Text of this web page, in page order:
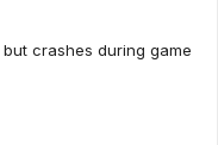
crashes during game